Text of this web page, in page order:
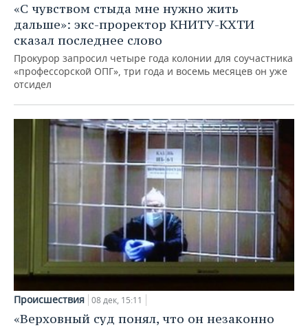
«С чувством стыда мне нужно жить
дальше»: экс-проректор КНИТУ-КХТИ
сказал последнее слово
Прокурор запросил четыре года колонии для соучастника
«профессорской ОПГ», три года и восемь месяцев он уже
отсидел
Происшествия 08 дек, 15:11
«Верховный суд понял, что он незаконно